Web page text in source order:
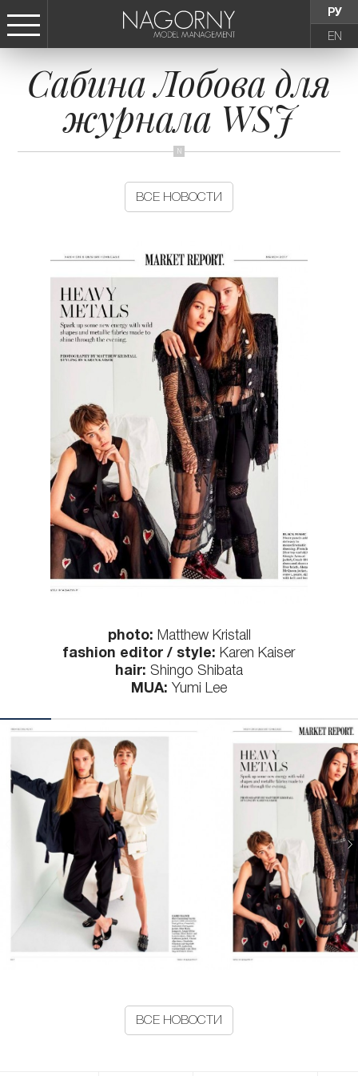
РУ
EN
СТАТЬ МОДЕЛЬЮ
ДЕВУШКИ
АГЕНТСТВО
НОВОСТИ
КОНТАКТЫ
Сабина Лобова для
журнала WSJ
ВСЕ НОВОСТИ
photo: Matthew Kristall
fashion editor / style: Karen Kaiser
hair: Shingo Shibata
MUA: Yumi Lee
ВСЕ НОВОСТИ